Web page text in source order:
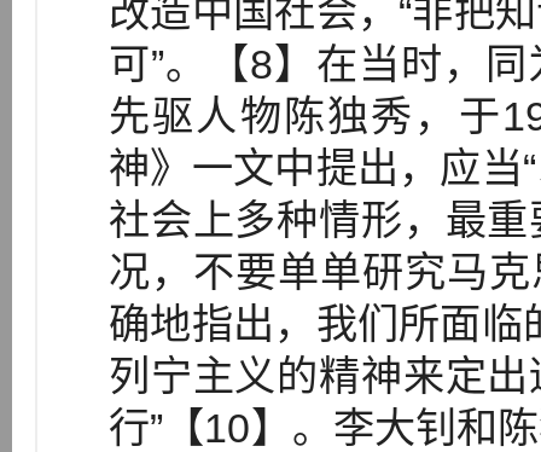
改造中国社会，“非把
可”。【8】在当时，
先驱人物陈独秀，于
神》一文中提出，应当
社会上多种情形，最
况，不要单单研究马
确地指出，我们所面临
列宁主义的精神来定
行”【10】。李大钊和